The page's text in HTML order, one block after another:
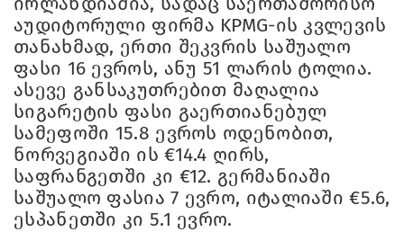
აუდიტორული ფირმა KPMG-ის კვლევის
თანახმად, ერთი შეკვრის საშუალო
ფასი 16 ევროს, ანუ 51 ლარის ტოლია.
ასევე განსაკუთრებით მაღალია
სიგარეტის ფასი გაერთიანებულ
სამეფოში 15.8 ევროს ოდენობით,
ნორვეგიაში ის €14.4 ღირს,
საფრანგეთში კი €12. გერმანიაში
საშუალო ფასია 7 ევრო, იტალიაში €5.6,
ესპანეთში კი 5.1 ევრო.